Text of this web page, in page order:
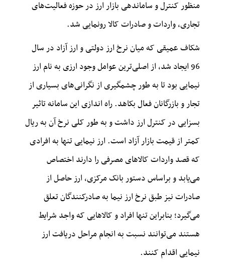
منظور کنترل و ساماندهی بازار ارز در حوزه فعالیت‌های
تجاری، واردات و صادرات کالا رونمایی شد.
شکاف عمیقی که میان نرخ ارز دولتی و ارز آزاد در سال
96 ایجاد شد، از اصلی‌ترین عوامل وجود ارزی به نام ارز
نیمایی بود تا به طور چشمگیری از نگرانی‌های بسیاری از
تجار و بازرگانان فعال بکاهد. راه اندازی این سامانه تاثیر
بسزایی در کنترل ارز داشت و به طور کلی نرخ آن به ریال
کمتر از قیمت بازار آزاد است. ارز نیمایی تنها به افرادی
که قصد واردات کالاهای مصرفی را دارند اختصاص
می‌یابد و براساس دستور بانک مرکزی، ارز حاصل از
صادرات نیز طبق نرخ ارز نیما به صادرکنندگان تعلق
می‌گیرد؛ بنابراین تنها افراد و کالاهایی که واجد شرایط
هستند می‌توانند نسبت به انجام مراحل دریافت ارز
نیمایی اقدام کنند.